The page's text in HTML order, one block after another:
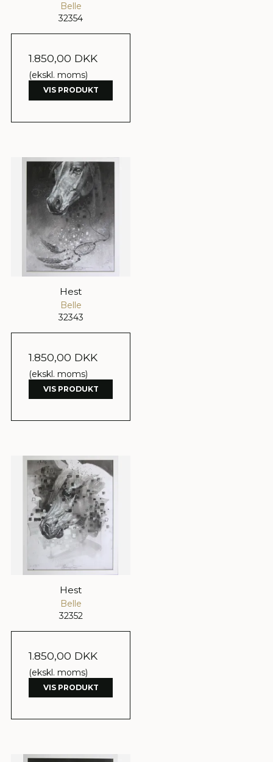
Belle
32354
1.850,00 DKK
(ekskl. moms)
VIS PRODUKT
Hest
Belle
32343
1.850,00 DKK
(ekskl. moms)
VIS PRODUKT
Hest
Belle
32352
1.850,00 DKK
(ekskl. moms)
VIS PRODUKT